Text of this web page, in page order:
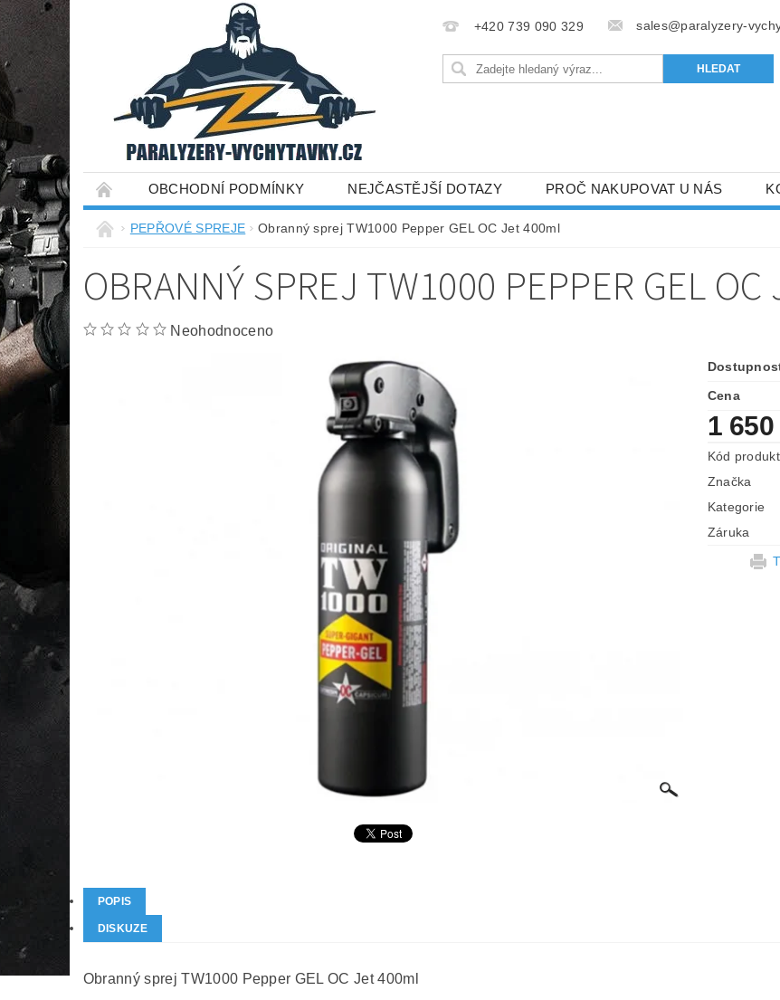
+420 739 090 329 sales@paralyzery-
OBCHODNÍ PODMÍNKY NEJČASTĚJŠÍ DOTAZY PROČ NAKUPOVAT U NÁS
PEPŘOVÉ SPREJE Obranný sprej TW1000 Pepper GEL OC Jet 400ml
OBRANNÝ SPREJ TW1000 PEPPER GEL
Neohodnoceno
Cena
1
Kód
Značka
Kategorie
Záruka
POPIS
DISKUZE
Obranný sprej TW1000 Pepper GEL OC Jet 400ml